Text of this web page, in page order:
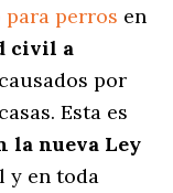
para perros en
civil a
por
Esta es
la nueva Ley
y en toda